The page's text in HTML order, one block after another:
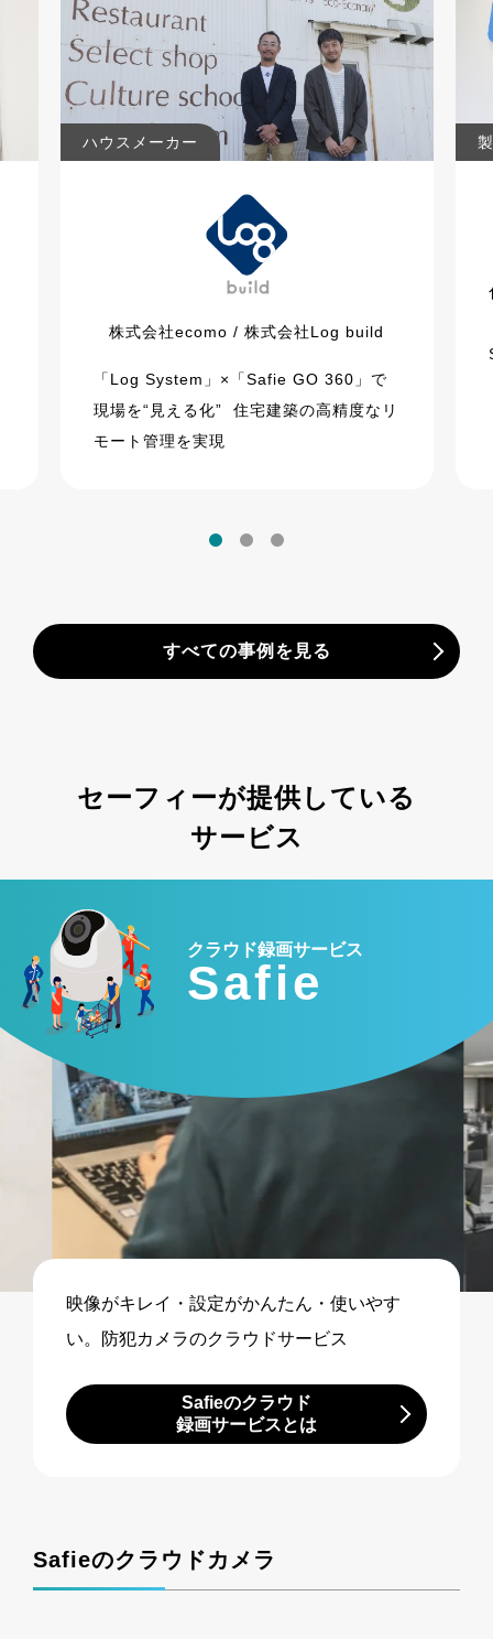
ハウスメーカー
株式会社ecomo / 株式会社Log build
「Log System」×「Safie GO 360」で
現場を“見える化” 住宅建築の高精度なリ
モート管理を実現
すべての事例を見る
セーフィーが提供している
サービス
クラウド録画サービス
Safie
映像がキレイ・設定がかんたん・使いやす
い。防犯カメラのクラウドサービス
Safieのクラウド
録画サービスとは
Safieのクラウドカメラ